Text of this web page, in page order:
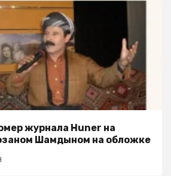
журнала Huner на
Шамдыном на обложке